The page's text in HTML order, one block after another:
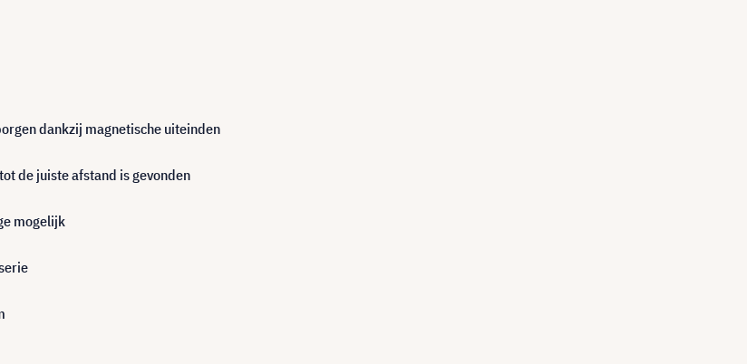
dankzij magnetische uiteinden
de juiste afstand is gevonden
mogelijk